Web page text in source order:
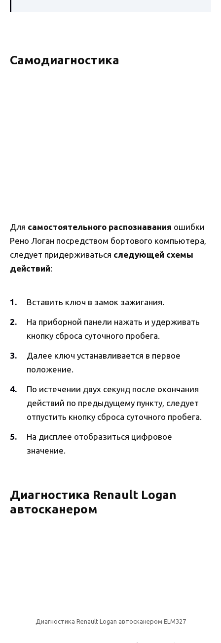
Самодиагностика
Для самостоятельного распознавания ошибки
Рено Логан посредством бортового компьютера,
следует придерживаться следующей схемы
действий:
Вставить ключ в замок зажигания.
На приборной панели нажать и удерживать
кнопку сброса суточного пробега.
Далее ключ устанавливается в первое
положение.
По истечении двух секунд после окончания
действий по предыдущему пункту, следует
отпустить кнопку сброса суточного пробега.
На дисплее отобразиться цифровое
значение.
Диагностика Renault Logan
автосканером
Диагностика Renault Logan автосканером ELM327